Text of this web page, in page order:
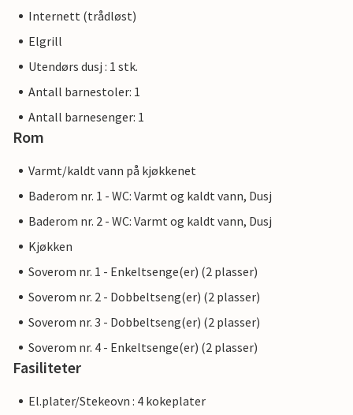
Internett (trådløst)
Elgrill
Utendørs dusj : 1 stk.
Antall barnestoler: 1
Antall barnesenger: 1
Rom
Varmt/kaldt vann på kjøkkenet
Baderom nr. 1 - WC: Varmt og kaldt vann, Dusj
Baderom nr. 2 - WC: Varmt og kaldt vann, Dusj
Kjøkken
Soverom nr. 1 - Enkeltsenge(er) (2 plasser)
Soverom nr. 2 - Dobbeltseng(er) (2 plasser)
Soverom nr. 3 - Dobbeltseng(er) (2 plasser)
Soverom nr. 4 - Enkeltsenge(er) (2 plasser)
Fasiliteter
El.plater/Stekeovn : 4 kokeplater